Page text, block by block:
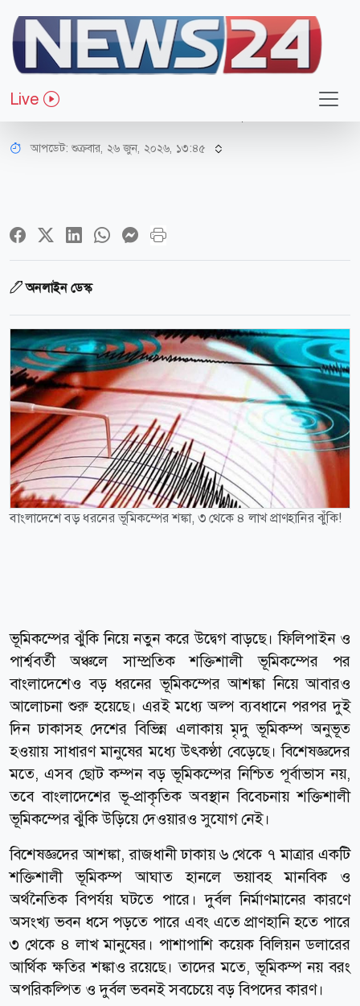
Live
জাতীয়
বাংলাদেশে বড় ধরনের ভূমিকম্পের শঙ্কা,
৩ থেকে ৪ লাখ প্রাণহানির ঝুঁকি!
আপডেট: শুক্রবার, ২৬ জুন, ২০২৬, ১৩:৪৫
অনলাইন ডেস্ক
বাংলাদেশে বড় ধরনের ভূমিকম্পের শঙ্কা, ৩ থেকে ৪ লাখ প্রাণহানির ঝুঁকি!
ভূমিকম্পের ঝুঁকি নিয়ে নতুন করে উদ্বেগ বাড়ছে। ফিলিপাইন ও
পার্শ্ববর্তী অঞ্চলে সাম্প্রতিক শক্তিশালী ভূমিকম্পের পর
বাংলাদেশেও বড় ধরনের ভূমিকম্পের আশঙ্কা নিয়ে আবারও
আলোচনা শুরু হয়েছে। এরই মধ্যে অল্প ব্যবধানে পরপর দুই
দিন ঢাকাসহ দেশের বিভিন্ন এলাকায় মৃদু ভূমিকম্প অনুভূত
হওয়ায় সাধারণ মানুষের মধ্যে উৎকণ্ঠা বেড়েছে। বিশেষজ্ঞদের
মতে, এসব ছোট কম্পন বড় ভূমিকম্পের নিশ্চিত পূর্বাভাস নয়,
তবে বাংলাদেশের ভূ-প্রাকৃতিক অবস্থান বিবেচনায় শক্তিশালী
ভূমিকম্পের ঝুঁকি উড়িয়ে দেওয়ারও সুযোগ নেই।
বিশেষজ্ঞদের আশঙ্কা, রাজধানী ঢাকায় ৬ থেকে ৭ মাত্রার একটি
শক্তিশালী ভূমিকম্প আঘাত হানলে ভয়াবহ মানবিক ও
অর্থনৈতিক বিপর্যয় ঘটতে পারে। দুর্বল নির্মাণমানের কারণে
অসংখ্য ভবন ধসে পড়তে পারে এবং এতে প্রাণহানি হতে পারে
৩ থেকে ৪ লাখ মানুষের। পাশাপাশি কয়েক বিলিয়ন ডলারের
আর্থিক ক্ষতির শঙ্কাও রয়েছে। তাদের মতে, ভূমিকম্প নয় বরং
অপরিকল্পিত ও দুর্বল ভবনই সবচেয়ে বড় বিপদের কারণ।